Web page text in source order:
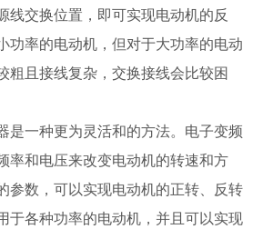
线交换位置，即可实现电动机的反
功率的电动机，但对于大功率的电动
粗且接线复杂，交换接线会比较困
是一种更为灵活和的方法。电子变频
率和电压来改变电动机的转速和方
参数，可以实现电动机的正转、反转
于各种功率的电动机，并且可以实现